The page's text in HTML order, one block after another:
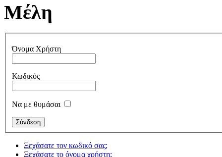
Μέλη
Όνομα Χρήστη
Κωδικός
Να με θυμάσαι
Ξεχάσατε τον κωδικό σας;
Ξεχάσατε το όνομα χρήστη;